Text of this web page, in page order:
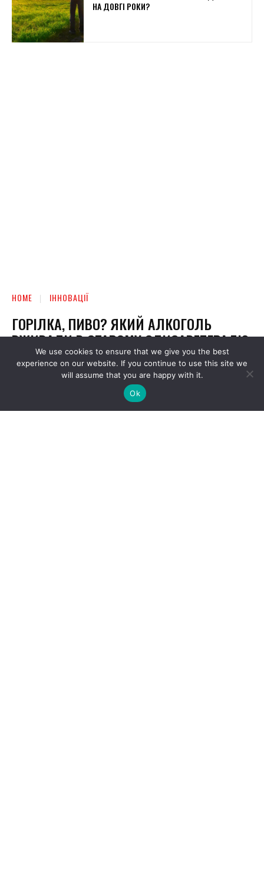
НА ДОВГІ РОКИ?
We use cookies to ensure that we give you the best
experience on our website. If you continue to use this site we
will assume that you are happy with it.
Ok